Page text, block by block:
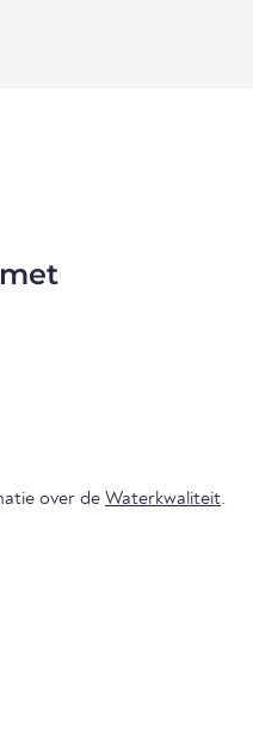
over de Waterkwaliteit.